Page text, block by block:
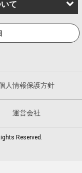
て
人情報保護方針
運営会社
Reserved.